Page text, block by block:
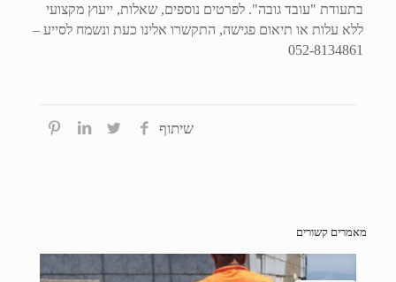
בתעודת "עובד גובה". לפרטים נוספים, שאלות, ייעוץ מקצועי
ללא עלות או תיאום פגישה, התקשרו אלינו כעת ונשמח לסייע –
052-8134861
שיתוף
מאמרים קשורים